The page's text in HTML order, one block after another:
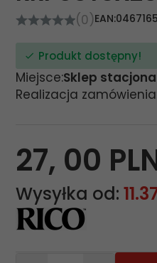
(0)EAN:
Produkt dostępny!
Miejsce:Sklep
Realizacja
27, 00
Wysyłka od: